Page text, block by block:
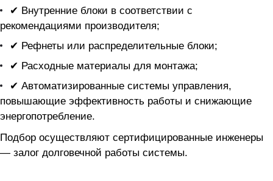
✔ Внутренние блоки в соответствии с
рекомендациями производителя;
✔ Рефнеты или распределительные блоки;
✔ Расходные материалы для монтажа;
✔ Автоматизированные системы управления,
повышающие эффективность работы и снижающие
энергопотребление.
Подбор осуществляют сертифицированные инженеры
— залог долговечной работы системы.